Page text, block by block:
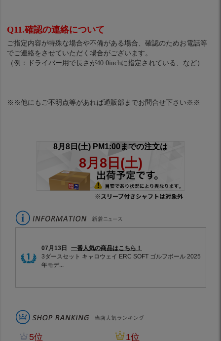
Q11.確認の連絡について
ご指定内容が特殊な場合や不備がある場合、確認のためお電話等
でご連絡をさせていただく場合がございます。
（例：ドライバー用で長さが40.0inchに指定されている、など）
※※他にもご不明点等があれば通販部までお問合せ下さい※※
※スリーブ付きシャフトは対象外